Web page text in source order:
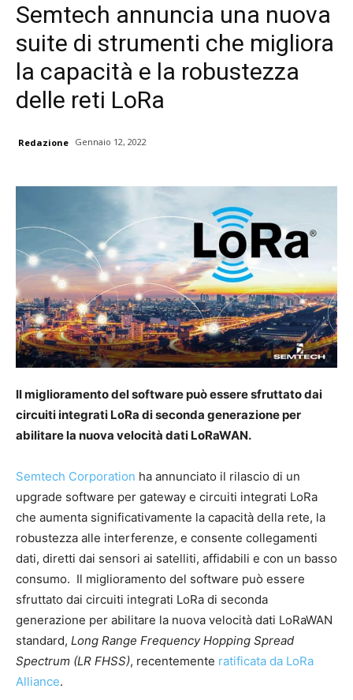
Semtech annuncia una nuova
suite di strumenti che migliora
la capacità e la robustezza
delle reti LoRa
Redazione Gennaio 12, 2022
Il miglioramento del software può essere sfruttato dai
circuiti integrati LoRa di seconda generazione per
abilitare la nuova velocità dati LoRaWAN.
Semtech Corporation ha annunciato il rilascio di un
upgrade software per gateway e circuiti integrati LoRa
che aumenta significativamente la capacità della rete, la
robustezza alle interferenze, e consente collegamenti
dati, diretti dai sensori ai satelliti, affidabili e con un basso
consumo. Il miglioramento del software può essere
sfruttato dai circuiti integrati LoRa di seconda
generazione per abilitare la nuova velocità dati LoRaWAN
standard, Long Range Frequency Hopping Spread
Spectrum (LR FHSS), recentemente ratificata da LoRa
Alliance.